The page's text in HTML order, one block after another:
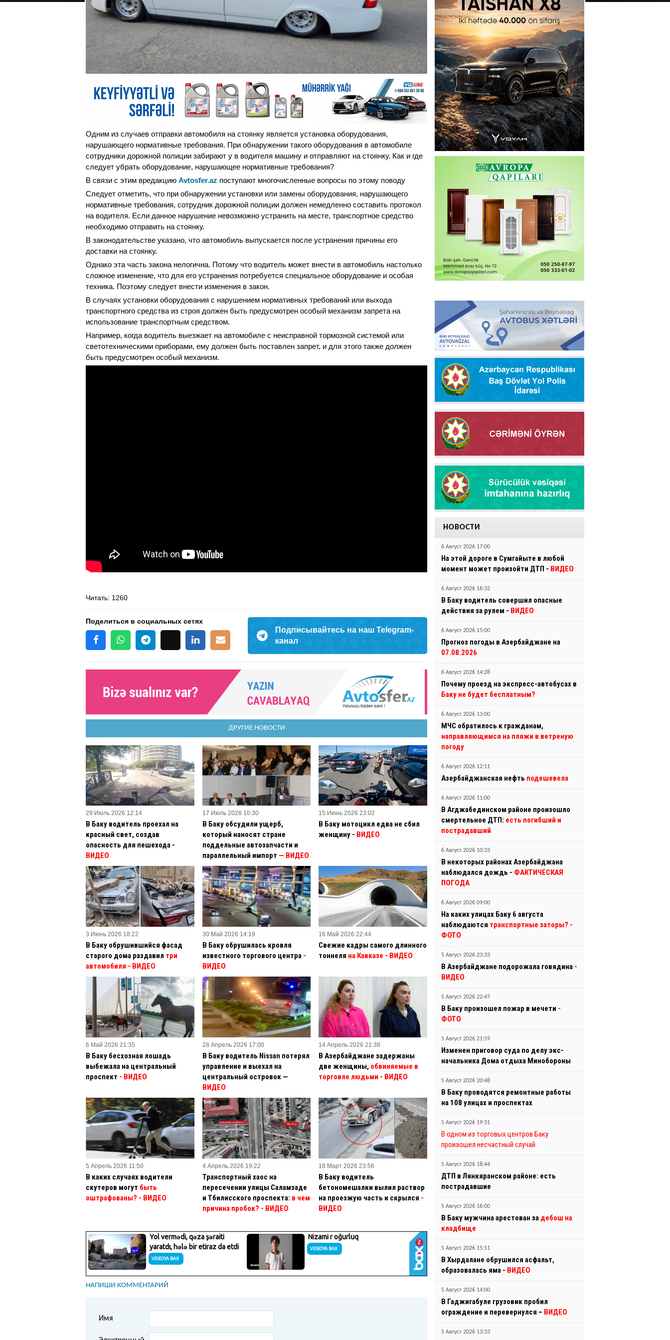
Одним из случаев отправки автомобиля на стоянку является установка оборудования,
нарушающего нормативные требования. При обнаружении такого оборудования в автомобиле
сотрудники дорожной полиции забирают у в водителя машину и отправляют на стоянку. Как и где
следует убрать оборудование, нарушающее нормативные требования?
В связи с этим вредакцию Avtosfer.az поступают многочисленные вопросы по этому поводу
Следует отметить, что при обнаружении установки или замены оборудования, нарушающего
нормативные требования, сотрудник дорожной полиции должен немедленно составить протокол
на водителя. Если данное нарушение невозможно устранить на месте, транспортное средство
необходимо отправить на стоянку.
В законодательстве указано, что автомобиль выпускается после устранения причины его
доставки на стоянку.
Однако эта часть закона нелогична. Потому что водитель может внести в автомобиль настолько
сложное изменение, что для его устранения потребуется специальное оборудование и особая
техника. Поэтому следует внести изменения в закон.
В случаях установки оборудования с нарушением нормативных требований или выхода
транспортного средства из строя должен быть предусмотрен особый механизм запрета на
использование транспортным средством.
Например, когда водитель выезжает на автомобиле с неисправной тормозной системой или
светотехническими приборами, ему должен быть поставлен запрет, и для этого также должен
быть предусмотрен особый механизм.
Читать: 1260
Поделиться в социальных сетях
Подписывайтесь на наш Telegram-
канал
ДРУГИЕ НОВОСТИ
29 Июль 2026 12:14
В Баку водитель проехал на
красный свет, создав
опасность для пешехода -
ВИДЕО
17 Июль 2026 10:30
В Баку обсудили ущерб,
который наносят стране
поддельные автозапчасти и
параллельный импорт — ВИДЕО
15 Июнь 2026 23:02
В Баку мотоцикл едва не сбил
женщину - ВИДЕО
3 Июнь 2026 18:22
В Баку обрушившийся фасад
старого дома раздавил три
автомобиля - ВИДЕО
30 Май 2026 14:19
В Баку обрушилась кровля
известного торгового центра-
ВИДЕО
16 Май 2026 22:44
Свежие кадры самого длинного
тоннеля на Кавказе - ВИДЕО
6 Май 2026 21:35
В Баку бесхозная лошадь
выбежала на центральный
проспект - ВИДЕО
28 Апрель 2026 17:00
В Баку водитель Nissan потерял
управление и выехал на
центральный островок —
ВИДЕО
14 Апрель 2026 21:38
В Азербайджане задержаны
две женщины, обвиняемые в
торговле людьми - ВИДЕО
5 Апрель 2026 11:50
В каких случаях водители
скутеров могут быть
оштрафованы? - ВИДЕО
4 Апрель 2026 19:22
Транспортный хаос на
пересечении улицы Саламзаде
и Тбилисского проспекта: в чем
причина пробок? - ВИДЕО
18 Март 2026 23:56
В Баку водитель
бетономешалки вылил раствор
на проезжую часть и скрылся -
ВИДЕО
НАПИШИ КОММЕНТАРИЙ
Имя
НОВОСТИ
6 Август 2026 17:00
На этой дороге в Сумгайыте в любой
момент может произойти ДТП - ВИДЕО
6 Август 2026 16:32
В Баку водитель совершил опасные
действия за рулем - ВИДЕО
6 Август 2026 15:00
Прогноз погоды в Азербайджане на
07.08.2026
6 Август 2026 14:28
Почему проезд на экспресс-автобусах в
Баку не будет бесплатным?
6 Август 2026 13:00
МЧС обратилось к гражданам,
направляющимся на пляжи в ветреную
погоду
6 Август 2026 12:11
Азербайджанская нефть подешевела
6 Август 2026 11:00
В Агджабединском районе произошло
смертельное ДТП: есть погибший и
пострадавший
6 Август 2026 10:33
В некоторых районах Азербайджана
наблюдался дождь - ФАКТИЧЕСКАЯ
ПОГОДА
6 Август 2026 09:00
На каких улицах Баку 6 августа
наблюдаются транспортные заторы? -
ФОТО
5 Август 2026 23:33
В Азербайджане подорожала говядина -
ВИДЕО
5 Август 2026 22:47
В Баку произошел пожар в мечети -
ФОТО
5 Август 2026 21:59
Изменен приговор суда по делу экс-
начальника Дома отдыха Минобороны
5 Август 2026 20:48
В Баку проводятся ремонтные работы
на 108 улицах и проспектах
5 Август 2026 19:31
В одном из торговых центров Баку
произошел несчастный случай
5 Август 2026 18:44
ДТП в Лянкяранском районе: есть
пострадавшие
5 Август 2026 16:00
В Баку мужчина арестован за дебош на
кладбище
5 Август 2026 15:11
В Хырдалане обрушился асфальт,
образовалась яма - ВИДЕО
5 Август 2026 14:00
В Гаджигабуле грузовик пробил
ограждение и перевернулся – ВИДЕО
5 Август 2026 13:33